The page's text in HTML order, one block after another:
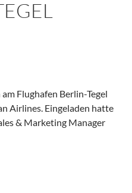
Flughafen Berlin-Tegel
Airlines. Eingeladen hatte
& Marketing Manager
dem Airport Berlin-Tegel